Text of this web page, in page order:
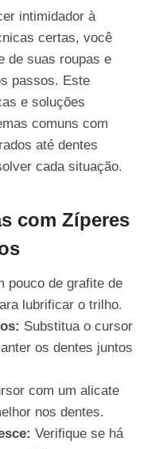
intimidador à
certas, você
de suas roupas e
passos. Este
e soluções
comuns com
até dentes
cada situação.
com Zíperes
pouco de grafite de
lubrificar o trilho.
Substitua o cursor
os dentes juntos
com um alicate
nos dentes.
Verifique se há